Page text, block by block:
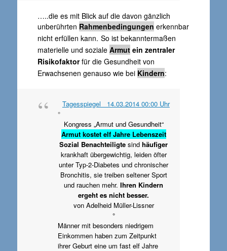
…..die es mit Blick auf die davon gänzlich
unberührten Rahmenbedingungen erkennbar
nicht erfüllen kann. So ist bekanntermaßen
materielle und soziale Armutein zentraler
Risikofaktorfür die Gesundheit von
Erwachsenen genauso wie bei Kindern:
Tagesspiegel 14.03.2014 00:00 Uhr
°
Kongress „Armut und Gesundheit“
Armut kostet elf Jahre Lebenszeit
Sozial Benachteiligte sindhäufiger
krankhaft übergewichtig, leiden öfter
unter Typ-2-Diabetes und chronischer
Bronchitis, sie treiben seltener Sport
und rauchen mehr.Ihren Kindern
ergeht es nicht besser.
von Adelheid Müller-Lissner
°
Männer mit besonders niedrigem
Einkommen haben zum Zeitpunkt
ihrer Geburt eine um fast elf Jahre